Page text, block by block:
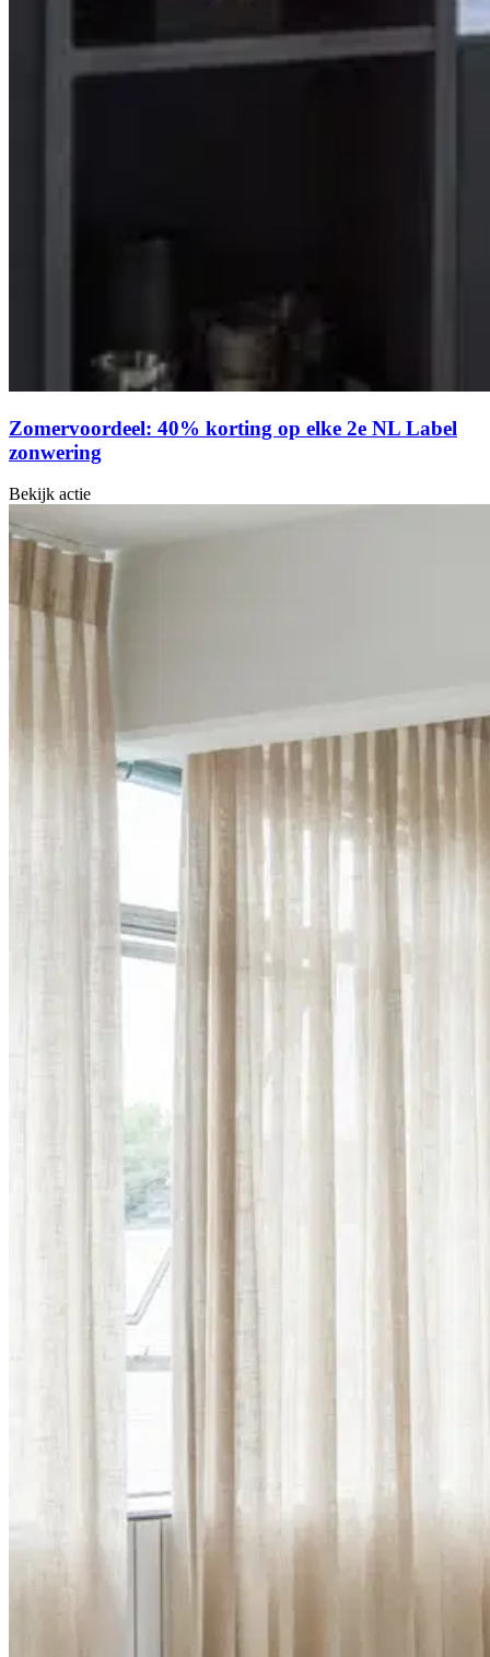
Zomervoordeel: 40% korting op elke 2e NL Label
zonwering
Bekijk actie